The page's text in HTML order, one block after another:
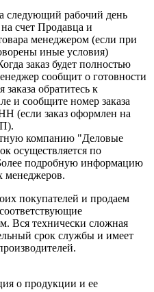
следующий рабочий день
счет Продавца и
менеджером (если при
иные условия)
заказ будет полностью
сообщит о готовности
обратитесь к
и сообщите номер заказа
(если заказ оформлен на
компанию "Деловые
осуществляется по
подробную информацию
менеджеров.
покупателей и продаем
Вся технически сложная
срок службы и имеет
о продукции и ее